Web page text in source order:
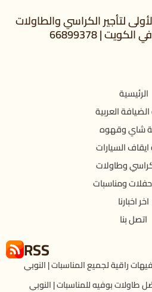
لتأجير الكراسي والطاولات
| 66899378
الرئيسية
العربية
شاي وقهوه
السيارات
كراسي وطاولات
ومناسبات
اخر اخبارنا
اتصل بنا
RSS
راقية لجميع المناسبات | النوبي
طاولات بوفيه للمناسبات | النوبي